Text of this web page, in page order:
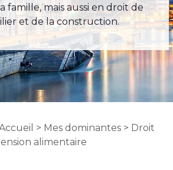
famille, mais aussi en droit de
et de la construction.
> Mes dominantes> Droit
alimentaire